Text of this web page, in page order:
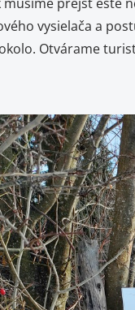
vysielača a
Otvárame